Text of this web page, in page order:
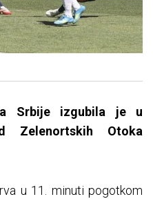
Srbije izgubila je u
Zelenortskih Otoka
u 11. minuti pogotkom